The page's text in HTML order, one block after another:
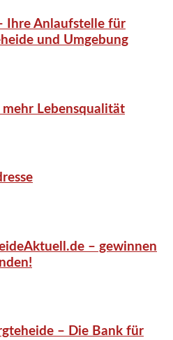
Ihre Anlaufstelle für
und Umgebung
Lebensqualität
– gewinnen
– Die Bank für